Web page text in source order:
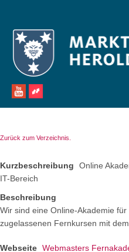
springen
Zurück zum Verzeichnis.
Kurzbeschreibung
Online
IT-Bereich
Beschreibung
Wir sind eine Online-Akademie
zugelassenen Fernkursen mit
Webseite Webmasters